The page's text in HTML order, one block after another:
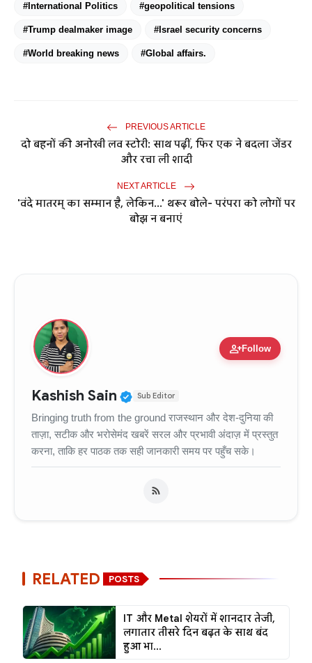
#International Politics #geopolitical tensions
#Trump dealmaker image #Israel security concerns
#World breaking news #Global affairs.
PREVIOUS ARTICLE
दो बहनों की अनोखी लव स्टोरी: साथ पढ़ीं, फिर एक ने बदला जेंडर
और रचा ली शादी
NEXT ARTICLE
'वंदे मातरम् का सम्मान है, लेकिन...' थरूर बोले- परंपरा को लोगों पर
बोझ न बनाएं
person_addFollow
Kashish Sain Verified Public Figure •
Sub Editor
Bringing truth from the ground राजस्थान और देश-दुनिया की
ताज़ा, सटीक और भरोसेमंद खबरें सरल और प्रभावी अंदाज़ में प्रस्तुत
करना, ताकि हर पाठक तक सही जानकारी समय पर पहुँच सके।
RELATED POSTS
IT और Metal शेयरों में शानदार तेजी,
लगातार तीसरे दिन बढ़त के साथ बंद
हुआ भा...